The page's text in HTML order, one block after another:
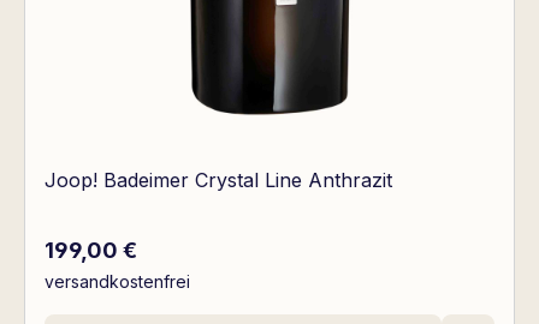
Joop! Badeimer Crystal Line Anthrazit
Regulärer Preis:
199,00 €
versandkostenfrei